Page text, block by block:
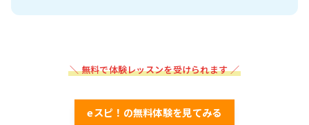
＼ 無料で体験レッスンを受けられます ／
eスピ！の無料体験を見てみる